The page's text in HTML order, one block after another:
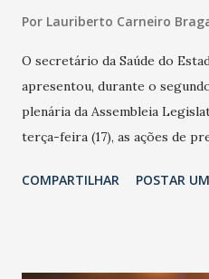
Por Lauriberto Carneiro
O secretário da Saúde do
apresentou, durante o
plenária da Assembleia
terça-feira (17), as ações de
adotadas pelo Governo do
COMPARTILHAR POSTAR